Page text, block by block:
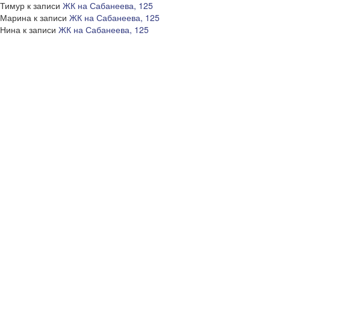
Тимур к записи ЖК на Сабанеева, 125
Марина к записи ЖК на Сабанеева, 125
Нина к записи ЖК на Сабанеева, 125